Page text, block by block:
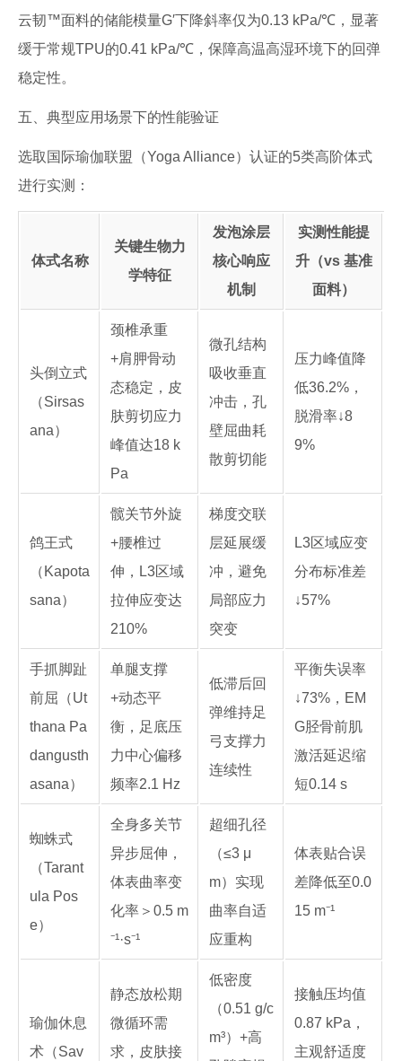
云韧™面料的储能模量G′下降斜率仅为0.13 kPa/℃，显著
缓于常规TPU的0.41 kPa/℃，保障高温高湿环境下的回弹
稳定性。
五、典型应用场景下的性能验证
选取国际瑜伽联盟（Yoga Alliance）认证的5类高阶体式
进行实测：
体式名称
关键生物力
学特征
发泡涂层
核心响应
机制
实测性能提
升（vs 基准
面料）
头倒立式
（Sirsas
ana）
颈椎承重
+肩胛骨动
态稳定，皮
肤剪切应力
峰值达18 k
Pa
微孔结构
吸收垂直
冲击，孔
壁屈曲耗
散剪切能
压力峰值降
低36.2%，
脱滑率↓8
9%
鸽王式
（Kapota
sana）
髋关节外旋
+腰椎过
伸，L3区域
拉伸应变达
210%
梯度交联
层延展缓
冲，避免
局部应力
突变
L3区域应变
分布标准差
↓57%
手抓脚趾
前屈（Ut
thana Pa
dangusth
asana）
单腿支撑
+动态平
衡，足底压
力中心偏移
频率2.1 Hz
低滞后回
弹维持足
弓支撑力
连续性
平衡失误率
↓73%，EM
G胫骨前肌
激活延迟缩
短0.14 s
蜘蛛式
（Tarant
ula Pos
e）
全身多关节
异步屈伸，
体表曲率变
化率＞0.5 m
⁻¹·s⁻¹
超细孔径
（≤3 μ
m）实现
曲率自适
应重构
体表贴合误
差降低至0.0
15 m⁻¹
瑜伽休息
术（Sav
静态放松期
微循环需
求，皮肤接
低密度
（0.51 g/c
m³）+高
接触压均值
0.87 kPa，
主观舒适度